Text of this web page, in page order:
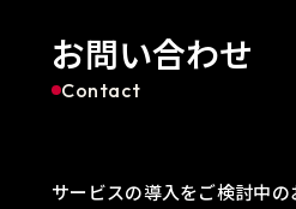
お問い合わせ
Contact
サービスの導入をご検討中